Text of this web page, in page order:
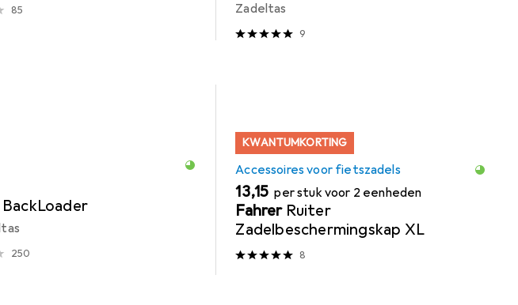
85 Zadeltas
9
BackLoader
250
KWANTUMKORTING
Accessoires voor fietszadels
EUR
13,15 per stuk voor 2 eenheden
Fahrer Ruiter
Zadelbeschermingskap XL
8